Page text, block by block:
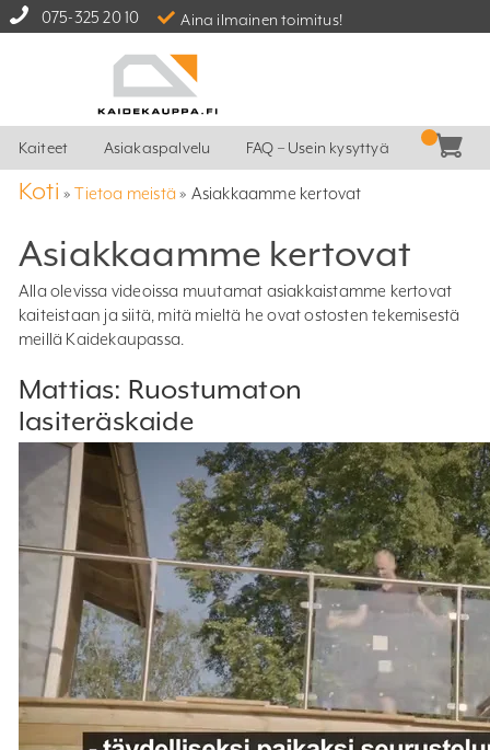
075-325 20 10 Aina ilmainen toimitus!
Kaiteet Asiakaspalvelu FAQ – Usein kysyttyä
Koti »Tietoa meistä » Asiakkaamme kertovat
Asiakkaamme kertovat
Alla olevissa videoissa muutamat asiakkaistamme kertovat
kaiteistaan ja siitä, mitä mieltä he ovat ostosten tekemisestä
meillä Kaidekaupassa.
Mattias: Ruostumaton
lasiteräskaide